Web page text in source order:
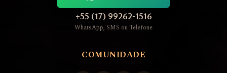
+55 (17) 99262-1516
WhatsApp, SMS ou Telefone
COMUNIDADE